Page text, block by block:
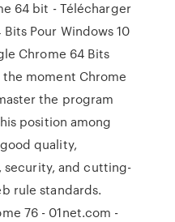
64 bit - Télécharger
Pour Windows 10
Chrome 64 Bits
the moment Chrome
the program
position among
quality,
and cutting-
rule standards.
76 - 01net.com -